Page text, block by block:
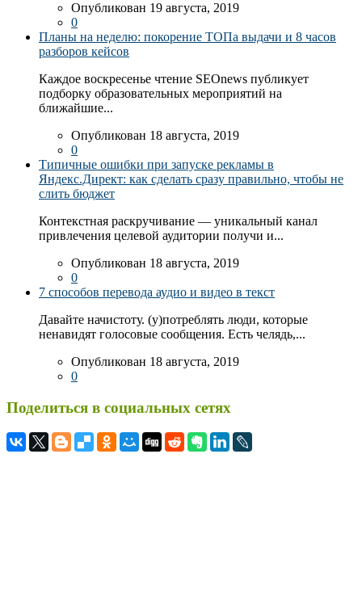
Опубликован 19 августа, 2019
0
Планы на неделю: покорение ТОПа выдачи и 8 часов
разборов кейсов
Каждое воскресенье чтение SEOnews публикует
подборку образовательных мероприятий на
ближайшие...
Опубликован 18 августа, 2019
0
Типичные ошибки при запуске рекламы в
Яндекс.Директ: как сделать сразу правильно, чтобы не
слить бюджет
Контекстная раскручивание — уникальный канал
привлечения целевой аудитории получи и...
Опубликован 18 августа, 2019
0
7 способов перевода аудио и видео в текст
Давайте начистоту. (у)потреблять люди, которые
ненавидят голосовые сообщения. Есть челядь,...
Опубликован 18 августа, 2019
0
Поделиться в социальных сетях